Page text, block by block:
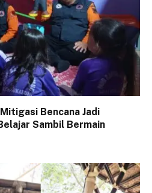
Bencana Jadi
Sambil Bermain